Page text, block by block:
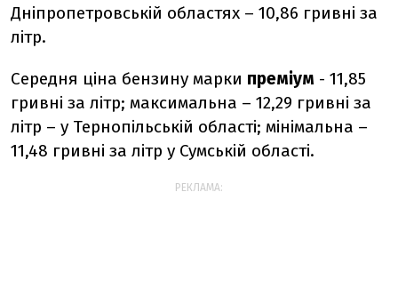
Дніпропетровській областях – 10,86 гривні за
літр.
Середня ціна бензину марки преміум - 11,85
гривні за літр; максимальна – 12,29 гривні за
літр – у Тернопільській області; мінімальна –
11,48 гривні за літр у Сумській області.
РЕКЛАМА: